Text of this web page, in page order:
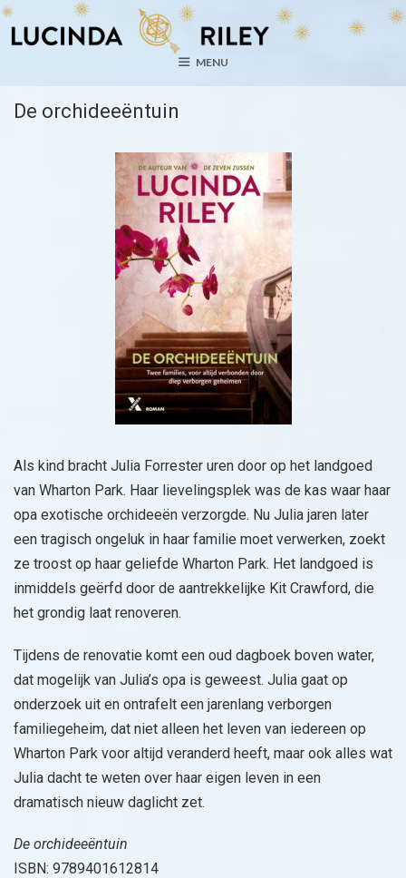
Ga
naar
MENU
De orchideeëntuin
Als kind bracht Julia Forrester uren door op het landgoed
van Wharton Park. Haar lievelingsplek was de kas waar haar
opa exotische orchideeën verzorgde. Nu Julia jaren later
een tragisch ongeluk in haar familie moet verwerken, zoekt
ze troost op haar geliefde Wharton Park. Het landgoed is
inmiddels geërfd door de aantrekkelijke Kit Crawford, die
het grondig laat renoveren.
Tijdens de renovatie komt een oud dagboek boven water,
dat mogelijk van Julia’s opa is geweest. Julia gaat op
onderzoek uit en ontrafelt een jarenlang verborgen
familiegeheim, dat niet alleen het leven van iedereen op
Wharton Park voor altijd veranderd heeft, maar ook alles wat
Julia dacht te weten over haar eigen leven in een
dramatisch nieuw daglicht zet.
De orchideeëntuin
ISBN: 9789401612814